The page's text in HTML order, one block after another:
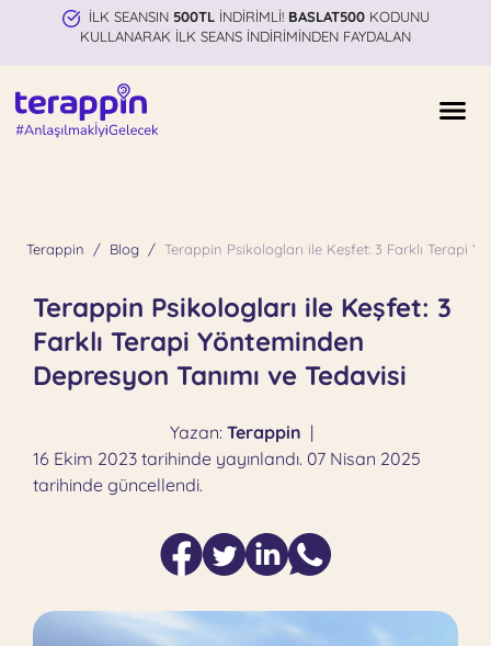
İLK SEANSIN 500TLİNDİRİMLİ! BASLAT500KODUNU
KULLANARAK İLK SEANS İNDİRİMİNDEN FAYDALAN
Terappin Blog Terappin Psikologları ile Keşfet: 3 Farklı Terapi
Terappin Psikologları ile Keşfet: 3
Farklı Terapi Yönteminden
Depresyon Tanımı ve Tedavisi
Yazan: Terappin |
16 Ekim 2023 tarihinde yayınlandı. 07 Nisan 2025
tarihinde güncellendi.